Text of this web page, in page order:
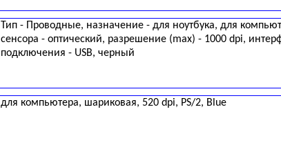
Тип - Проводные, назначение - для ноутбука, для
сенсора - оптический, разрешение (max) - 1000 dpi,
подключения - USB, черный
для компьютера, шариковая, 520 dpi, PS/2, Blue